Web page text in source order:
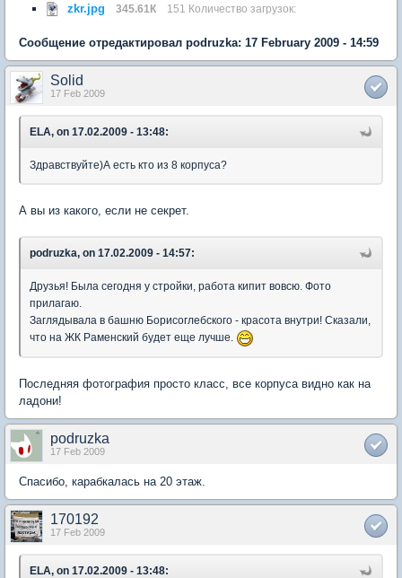
zkr.jpg 345.61К 151 Количество загрузок:
Сообщение отредактировал podruzka: 17 February 2009 - 14:59
Solid
17 Feb 2009
ELA, on 17.02.2009 - 13:48:
Здравствуйте)А есть кто из 8 корпуса?
А вы из какого, если не секрет.
podruzka, on 17.02.2009 - 14:57:
Друзья! Была сегодня у стройки, работа кипит вовсю. Фото
прилагаю.
Заглядывала в башню Борисоглебского - красота внутри! Сказали,
что на ЖК Раменский будет еще лучше.
Последняя фотография просто класс, все корпуса видно как на
ладони!
podruzka
17 Feb 2009
Спасибо, карабкалась на 20 этаж.
170192
17 Feb 2009
ELA, on 17.02.2009 - 13:48: